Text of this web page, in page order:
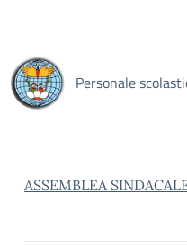
Personale
ASSEMBLEA